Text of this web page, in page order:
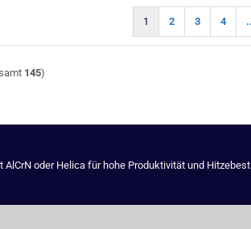
1 2 3 4
145)
oder Helica für hohe Produktivität und